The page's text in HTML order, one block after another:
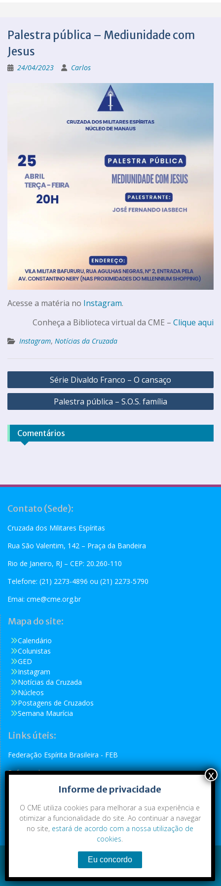
Palestra pública – Mediunidade com
Jesus
24/04/2023 Carlos
Acesse a matéria no Instagram.
Conheça a Biblioteca virtual da CME – Clique aqui
Instagram, Notícias da Cruzada
Série Divaldo Franco – O cansaço
Palestra pública – S.O.S. família
Comentários
Contato (Sede):
Cruzada dos Militares Espíritas
Rua São Valentim, 142 – Praça da Bandeira
Rio de Janeiro, RJ – CEP: 20.260-110
Telefone: (21) 2273-4896 ou (21) 2273-5790
Emai: cme@cme.org.br
Mapa do site:
Calendário
Colunistas
GED
Instagram
Notícias da Cruzada
Núcleos
Postagens de Cruzados
Semana Maurícia
Links úteis:
Federação Espírita Brasileira - FEB
Reformador
Conselho Espírita Internacional - CEI
Conteúdo exclusivo da CME. Todos os direitos reservados.
Informe de privacidade
O CME utiliza cookies para melhorar a sua experiência e
otimizar a funcionalidade do site. Ao continuar a navegar
no site, estará de acordo com a nossa utilização de
cookies.